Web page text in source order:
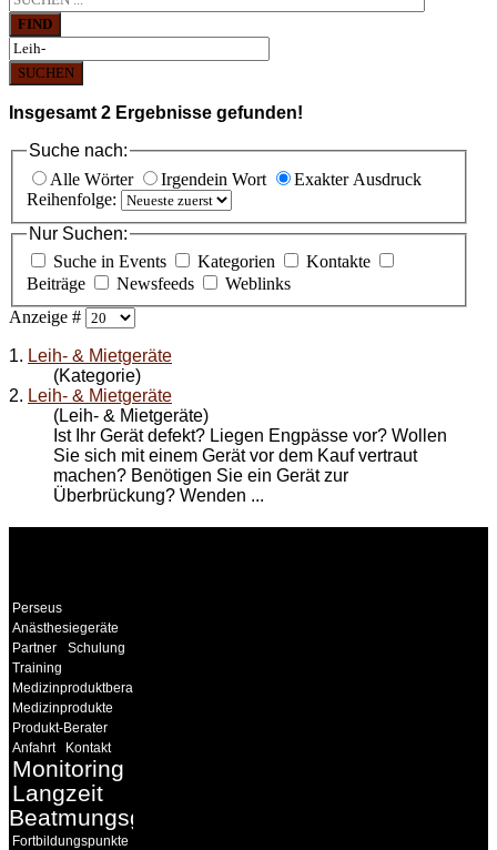
FIND
SUCHEN
Insgesamt 2 Ergebnisse gefunden!
Suche nach:
Alle Wörter
Irgendein Wort
Exakter Ausdruck
Reihenfolge:
Nur Suchen:
Suche in Events
Kategorien
Kontakte
Beiträge
Newsfeeds
Weblinks
Anzeige #
1. Leih- & Mietgeräte
(Kategorie)
2. Leih- & Mietgeräte
(Leih- & Mietgeräte)
Ist Ihr Gerät defekt? Liegen Engpässe vor? Wollen
Sie sich mit einem Gerät vor dem Kauf vertraut
machen? Benötigen Sie ein Gerät zur
Überbrückung? Wenden ...
Perseus
Anästhesiegeräte
Partner
Schulung
Training
Medizinproduktberater
Medizinprodukte
Produkt-Berater
Anfahrt
Kontakt
Monitoring
Langzeit
Beatmungsgeräte
Fortbildungspunkte